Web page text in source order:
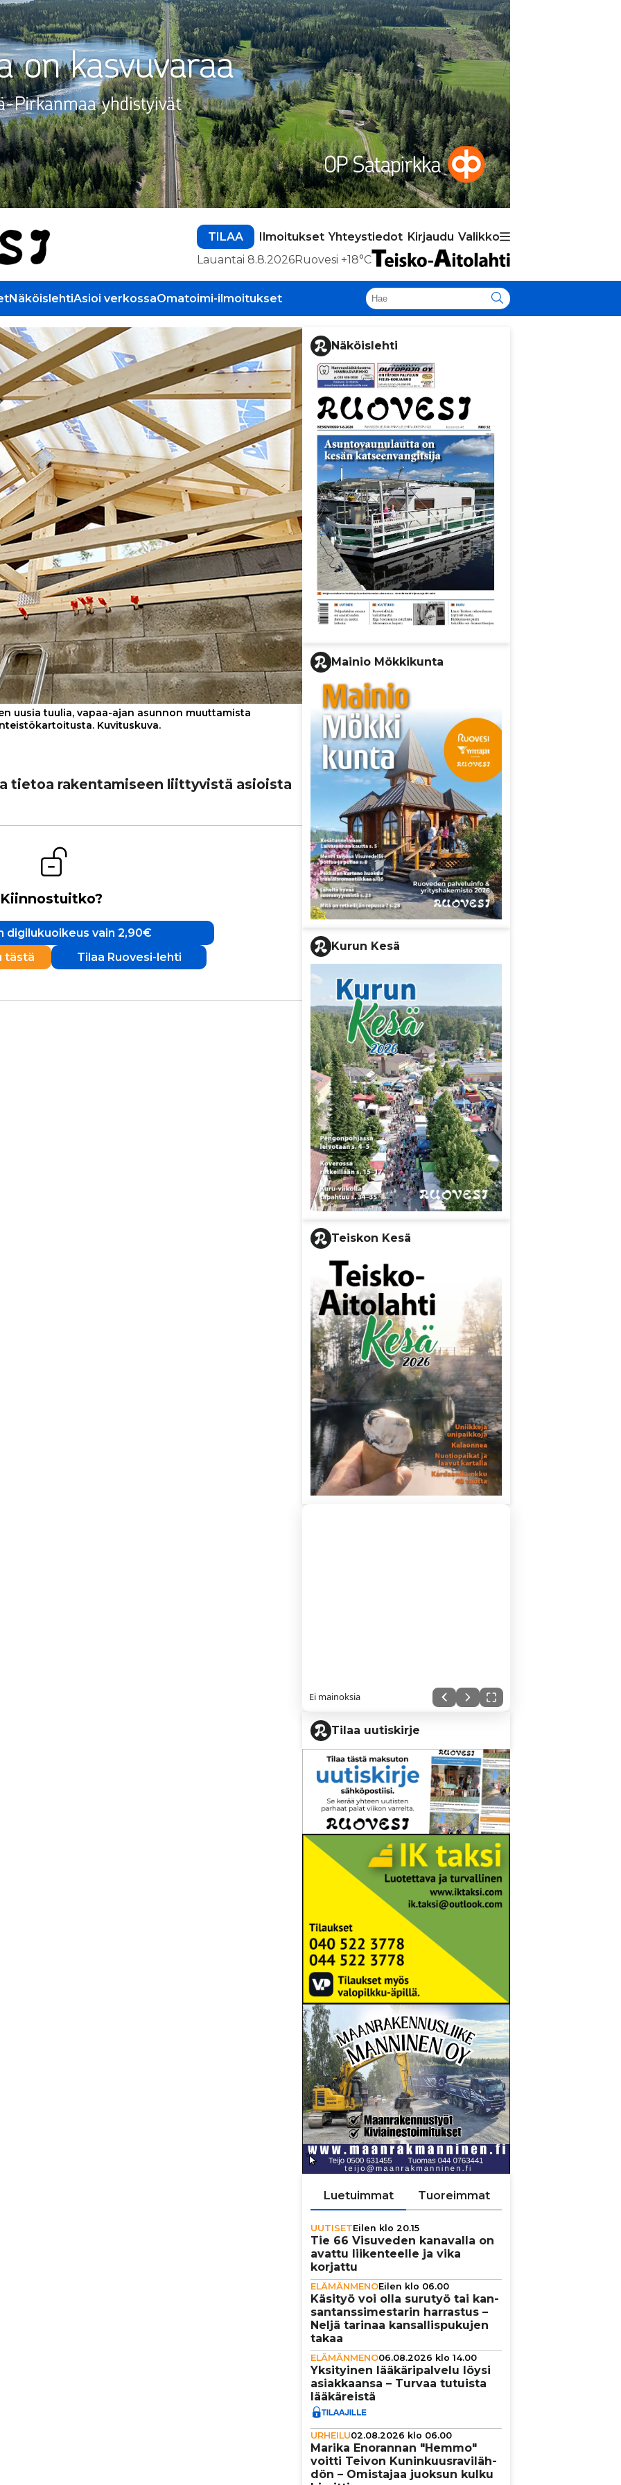
TILAA Ilmoitukset Yhteystiedot Kirjaudu Valikko
Lauantai 8.8.2026Ruovesi +18°C
NäköislehtiAsioi verkossaOmatoimi-ilmoitukset
uusia tuulia, vapaa-ajan asunnon muuttamista
Kuvituskuva.
tietoa raken­ta­mi­seen liit­ty­vistä asioista
Kiinnostuitko?
digilukuoikeus vain 2,90€
tästä
Tilaa Ruovesi-lehti
Näköislehti
Mainio Mökkikunta
Kurun Kesä
Teiskon Kesä
Ei mainoksia
Tilaa uutiskirje
Luetuimmat Tuoreimmat
UUTISETEilen klo 20.15
Tie 66 Visuveden kanavalla on
avattu lii­ken­teelle ja vika
korjattu
ELÄMÄNMENOEilen klo 06.00
Käsityö voi olla surutyö tai kan­
san­tans­si­mes­ta­rin harrastus –
Neljä tarinaa kan­sal­lis­pu­ku­jen
takaa
ELÄMÄNMENO06.08.2026 klo 14.00
Yksi­tyi­nen lää­kä­ri­pal­velu löysi
asi­ak­kaansa – Turvaa tutuista
lää­kä­reistä
URHEILU02.08.2026 klo 06.00
Marika Enorannan "Hemmo"
voitti Teivon Kunin­kuus­ra­vi­läh­
dön – Omistajaa juoksun kulku